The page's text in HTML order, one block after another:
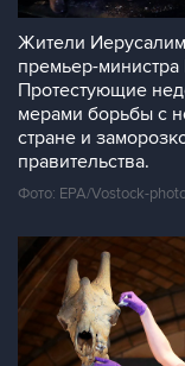
Жители
премьер-
Протестующие
мерами борьбы с
стране и
правительства.
Фото: EPA/Vostock-